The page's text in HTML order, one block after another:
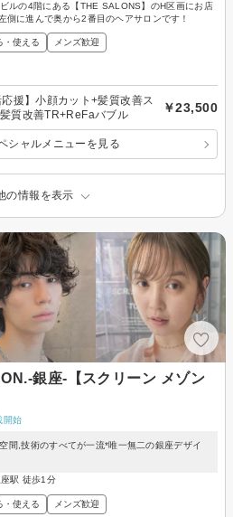
ルの4階にある【THE SALONS】のH区画にお店
側に進んで奥から2番目のヘアサロンです！
・使える メンズ歓迎
援】小顔カット+髪質改善ス
質改善TR+ReFaバブル
￥23,500
シャルメニューを見る
の情報を表示
銀座-【スクリーン メゾン
開始
間,技術のすべてが一流*唯一無二の銀座デザイ
駅 徒歩1分
・使える メンズ歓迎